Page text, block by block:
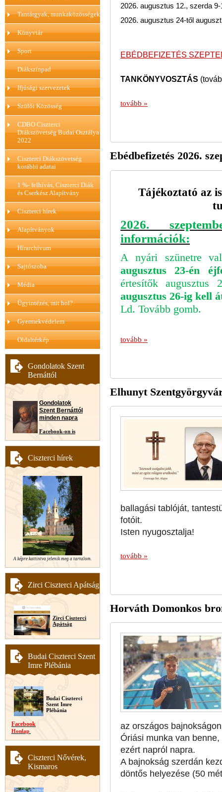
Tantárgyak, munkaközösségek
Könyvtár
Sport
Diákszínpad
Ifjúsági szervezetek
Szülői Közösség
CDBO Ciszterci
Diákszövetség Budai Osztálya
2022
Ciszterci Diákszövetség
korábbi adatai
1 %- felhívás, Ciszterci Diák
és Cserkész Alapítvány
Ciszterci hírek
Alapítványok
Hírarchívum
Sajtószoba
Média
Ügyintézés, mit hol?
Gyermekvédelem
Oldaltérkép
Gondolatok Szent
Bernáttól
Gondolatok
Szent Bernáttól
minden napra
Facebook-on is
Ciszterci hírek
A képre kattintva jelenik meg a tartalom.
Zirci Ciszterci Apátság
Zirci Ciszterci
Apátság
Budai Ciszterci Szent
Imre Plébánia
Budai Ciszterci
Szent Imre
Plébánia
Facebook
Honlap
Ciszterci Nővérek,
Kismaros
2026. augusztus 12., szerda
2026. augusztus 24-től
EBÉDBEFIZETÉS
TANKÖNYVOSZTÁS
tovább »
Ebédbefizetés 2026.
Tájékoztató az
2026.
információk:
A nyári szünetre
augusztus 23-én
értesítők augusztus
augusztus 26-ig kell
Ld. Tovább gomb.
tovább »
Elhunyt
ballagási tablóját,
fotóit.
Isten nyugosztalja!
tovább »
Horváth Domonkos
az országos
Óriási munka van
ezért napról napra.
A bajnokság szerdán
döntős helyezése (50